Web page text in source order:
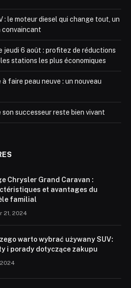
: le moteur diesel qui change tout, un
jeudi 6 août : profitez de réductions
les stations les plus économiques
à faire peau neuve : un nouveau
son successeur reste bien vivant
Chrysler Grand Caravan :
et avantages du
familial
21, 2024
warto wybrać używany SUV:
i porady dotyczące zakupu
2024